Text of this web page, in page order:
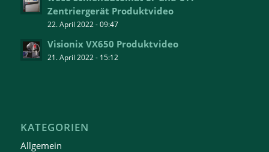
Zentriergerät Produktvideo
22. April 2022 - 09:47
Visionix VX650 Produktvideo
21. April 2022 - 15:12
KATEGORIEN
Allgemein